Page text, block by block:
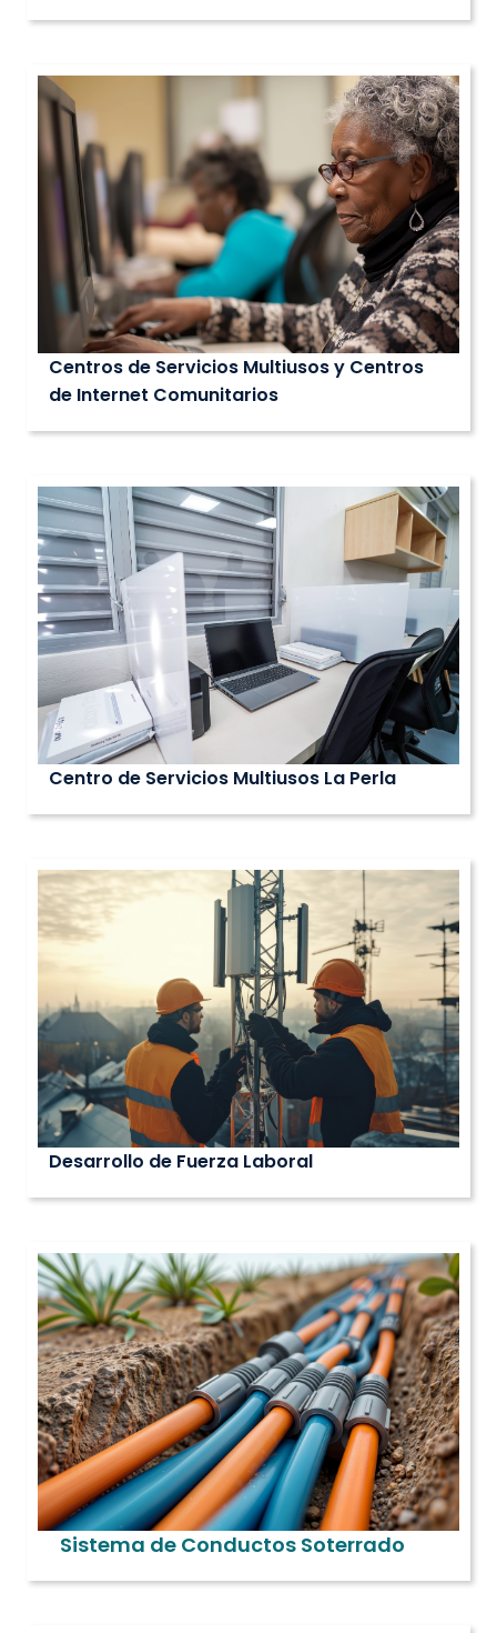
Centros de Servicios Multiusos y Centros
de Internet Comunitarios
Centro de Servicios Multiusos La Perla
Desarrollo de Fuerza Laboral
Sistema de Conductos Soterrado